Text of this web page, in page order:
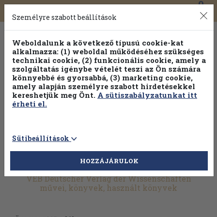
Toggle
navigation
0
Válogasson több mint 1.000.000 kiadványunk közül
100% kedvezménnyel!
VEB Deutscher Verlag der Wissenschaften
művei, könyvek, használt könyvek
Személyre szabott beállítások
Weboldalunk a következő típusú cookie-kat
alkalmazza: (1) weboldal működéséhez szükséges
technikai cookie, (2) funkcionális cookie, amely a
szolgáltatás igénybe vételét teszi az Ön számára
könnyebbé és gyorsabbá, (3) marketing cookie,
amely alapján személyre szabott hirdetésekkel
kereshetjük meg Önt. A sütiszabályzatunkat itt
érheti el.
Sütibeállítások
HOZZÁJÁRULOK